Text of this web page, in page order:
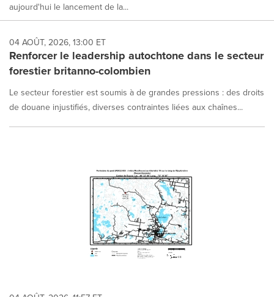
aujourd'hui le lancement de la...
04 AOÛT, 2026, 13:00 ET
Renforcer le leadership autochtone dans le secteur
forestier britanno-colombien
Le secteur forestier est soumis à de grandes pressions : des droits
de douane injustifiés, diverses contraintes liées aux chaînes...